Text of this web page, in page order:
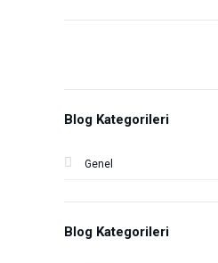
Blog Kategorileri
Genel
Blog Kategorileri